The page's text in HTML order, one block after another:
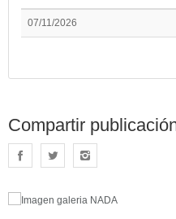
07/11/2026
Compartir